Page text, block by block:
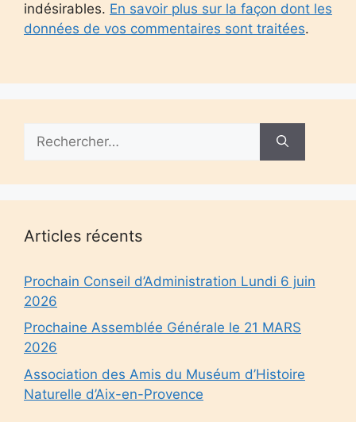
indésirables. En savoir plus sur la façon dont les
données de vos commentaires sont traitées.
Articles récents
Prochain Conseil d’Administration Lundi 6 juin
2026
Prochaine Assemblée Générale le 21 MARS
2026
Association des Amis du Muséum d’Histoire
Naturelle d’Aix-en-Provence